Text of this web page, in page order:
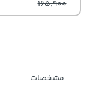
165,900
مشخصات